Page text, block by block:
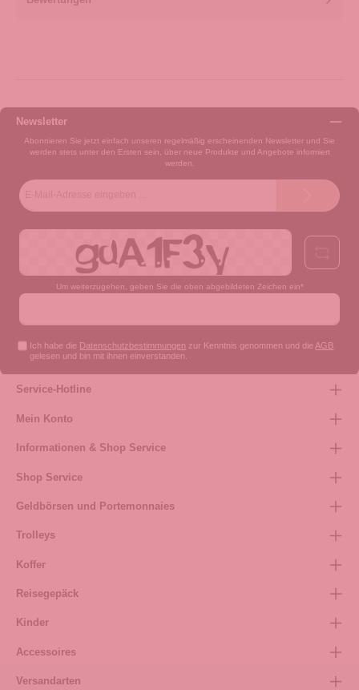
Newsletter
Abonnieren Sie jetzt einfach unseren regelmäßig erscheinenden Newsletter und Sie
werden stets unter den Ersten sein, über neue Produkte und Angebote informiert
werden.
Um weiterzugehen, geben Sie die oben abgebildeten Zeichen ein*
Ich habe die Datenschutzbestimmungen zur Kenntnis genommen und die AGB
gelesen und bin mit ihnen einverstanden.
Service-Hotline
Mein Konto
Informationen & Shop Service
Shop Service
Geldbörsen und Portemonnaies
Trolleys
Koffer
Reisegepäck
Kinder
Accessoires
Versandarten